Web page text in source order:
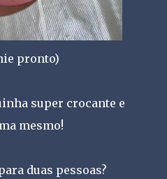
pronto)
super crocante e
mesmo!
duas pessoas?